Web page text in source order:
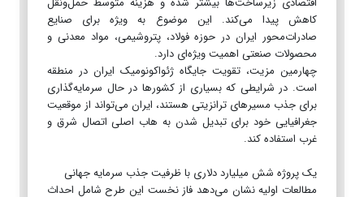
کاهش پیدا می‌کند. این موضوع به ویژه برای صنایع
صادرات‌محور ایران در حوزه فولاد، پتروشیمی، مواد معدنی و
محصولات صنعتی اهمیت ویژه‌ای دارد.
چهارمین مزیت، تقویت جایگاه ژئواکونومیک ایران در منطقه
است. در شرایطی که بسیاری از کشورها در حال سرمایه‌گذاری
برای جذب مسیرهای ترانزیتی هستند، ایران می‌تواند از موقعیت
جغرافیایی خود برای تبدیل شدن به هاب اصلی اتصال شرق و
غرب استفاده کند.
یک پروژه شش میلیارد دلاری با ظرفیت جذب سرمایه جهانی
مطالعات اولیه نشان می‌دهد فاز نخست این طرح شامل احداث